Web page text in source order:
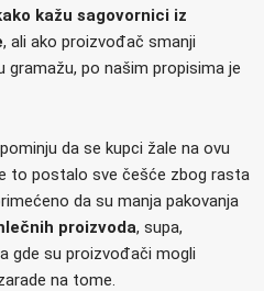
kažu sagovornici iz
, ali ako proizvođač smanji
gramažu, po našim propisima je
da se kupci žale na ovu
to postalo sve češće zbog rasta
da su manja pakovanja
proizvoda, supa,
gde su proizvođači mogli
na tome.